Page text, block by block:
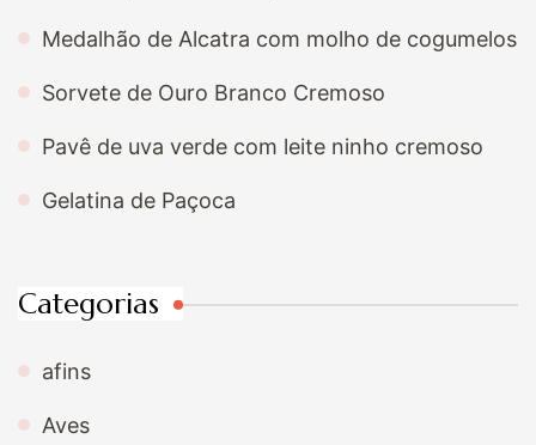
Medalhão de Alcatra com molho de cogumelos
Sorvete de Ouro Branco Cremoso
Pavê de uva verde com leite ninho cremoso
Gelatina de Paçoca
Categorias
afins
Aves